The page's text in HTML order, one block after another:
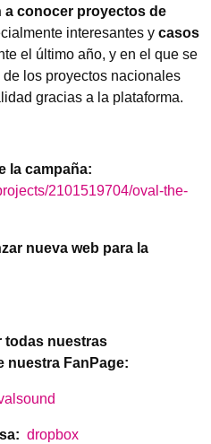
a conocer proyectos de
interesantes y casos
el último año, y en el que se
los proyectos nacionales
gracias a la plataforma.
la campaña:
2101519704/oval-the-
nueva web para la
todas nuestras
nuestra FanPage:
dropbox